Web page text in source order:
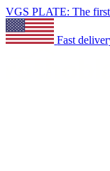
VGS PLATE: The
Fast